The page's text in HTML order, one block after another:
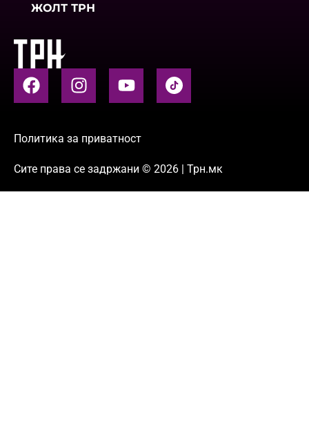
ЖОЛТ ТРН
Политика за приватност
Сите права се задржани © 2026 | Трн.мк